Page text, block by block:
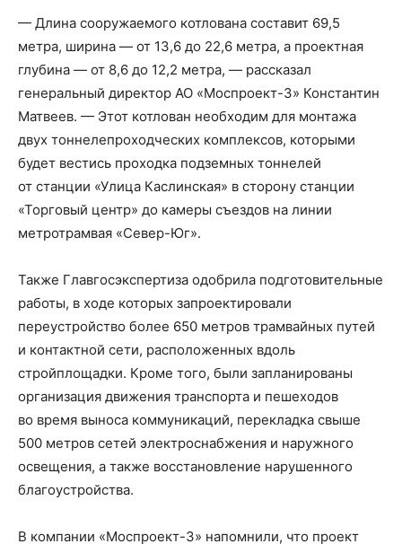
— Длина сооружаемого котлована составит 69,5
метра, ширина — от 13,6 до 22,6 метра, а проектная
глубина — от 8,6 до 12,2 метра, — рассказал
генеральный директор АО «Моспроект-3» Константин
Матвеев. — Этот котлован необходим для монтажа
двух тоннелепроходческих комплексов, которыми
будет вестись проходка подземных тоннелей
от станции «Улица Каслинская» в сторону станции
«Торговый центр» до камеры съездов на линии
метротрамвая «Север-Юг».
Также Главгосэкспертиза одобрила подготовительные
работы, в ходе которых запроектировали
переустройство более 650 метров трамвайных путей
и контактной сети, расположенных вдоль
стройплощадки. Кроме того, были запланированы
организация движения транспорта и пешеходов
во время выноса коммуникаций, перекладка свыше
500 метров сетей электроснабжения и наружного
освещения, а также восстановление нарушенного
благоустройства.
В компании «Моспроект-3» напомнили, что проект